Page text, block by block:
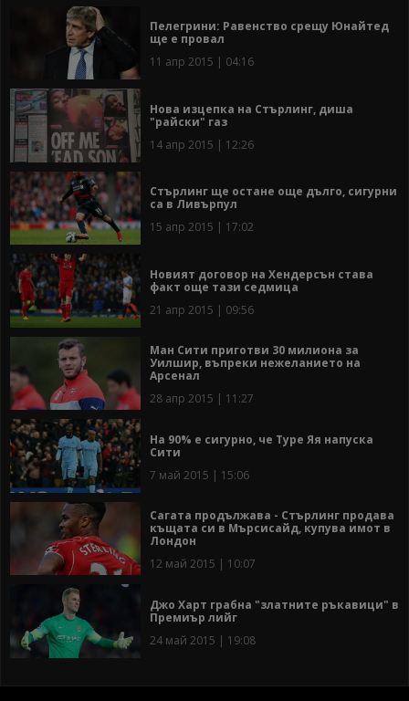
Пелегрини: Равенство срещу Юнайтед
ще е провал
11 апр 2015 | 04:16
Нова изцепка на Стърлинг, диша
"райски" газ
14 апр 2015 | 12:26
Стърлинг ще остане още дълго, сигурни
са в Ливърпул
15 апр 2015 | 17:02
Новият договор на Хендерсън става
факт още тази седмица
21 апр 2015 | 09:56
Ман Сити приготви 30 милиона за
Уилшир, въпреки нежеланието на
Арсенал
28 апр 2015 | 11:27
На 90% е сигурно, че Туре Яя напуска
Сити
7 май 2015 | 15:06
Сагата продължава - Стърлинг продава
къщата си в Мърсисайд, купува имот в
Лондон
12 май 2015 | 10:07
Джо Харт грабна "златните ръкавици" в
Премиър лийг
24 май 2015 | 19:08